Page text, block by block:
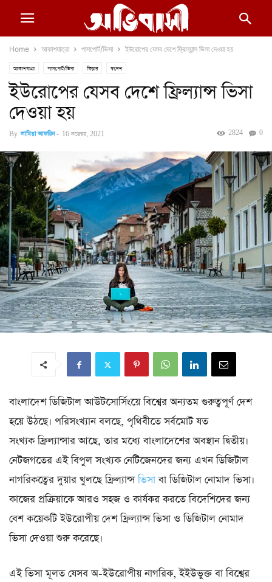
Home আকাশযাত্রা পাসপোর্ট/ভিসা ইউরোপের যেসব দেশে ফ্রিল্যান্স ভিসা দেওয়া হয়
আকাশযাত্রা পাসপোর্ট/ভিসা ফিচার স্বদেশ
ইউরোপের যেসব দেশে ফ্রিল্যান্স ভিসা
দেওয়া হয়
By লামিয়া আফরিন - 16 নভেম্বর, 2021 0
2824
বাংলাদেশ ডিজিটাল আউটসোর্সিংয়ে বিশ্বের অন্যতম গুরুত্বপূর্ণ দেশ
হয়ে উঠছে। পরিসংখ্যান বলছে, পৃথিবীতে সর্বমোট যত
সংখ্যক ফ্রিল্যান্সার আছে, তার মধ্যে বাংলাদেশের অবস্থান দ্বিতীয়।
নেটজগতের এই বিপুল সংখ্যক নেটিজেনদের জন্য এখন ডিজিটাল
নাগরিকত্বের দুয়ার খুলছে ফ্রিল্যান্সভিসাবা ডিজিটাল নোমাদ ভিসা।
কাজের প্রক্রিয়াকে আরও সহজ ও কার্যকর করতে বিদেশিদের জন্য
বেশ কয়েকটি ইউরোপীয় দেশ ফ্রিল্যান্স ভিসা ও ডিজিটাল নোমাদ
ভিসা দেওয়া শুরু করেছে।
এই ভিসা মূলত যেসব অ-ইউরোপীয় নাগরিক, ইইউভুক্ত বা বিশ্বের